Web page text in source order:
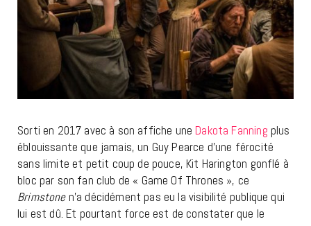
Sorti en 2017 avec à son affiche une Dakota Fanning plus
éblouissante que jamais, un Guy Pearce d’une férocité
sans limite et petit coup de pouce, Kit Harington gonflé à
bloc par son fan club de « Game Of Thrones », ce
Brimstonen’a décidément pas eu la visibilité publique qui
lui est dû. Et pourtant force est de constater que le